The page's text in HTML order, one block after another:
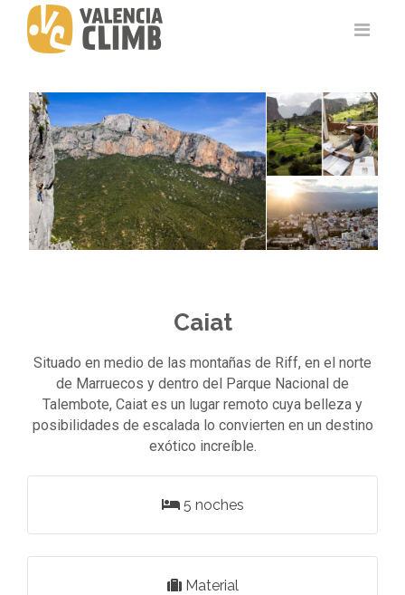
Caiat
Situado en medio de las montañas de Riff, en el norte
de Marruecos y dentro del Parque Nacional de
Talembote, Caiat es un lugar remoto cuya belleza y
posibilidades de escalada lo convierten en un destino
exótico increíble.
5 noches
Material